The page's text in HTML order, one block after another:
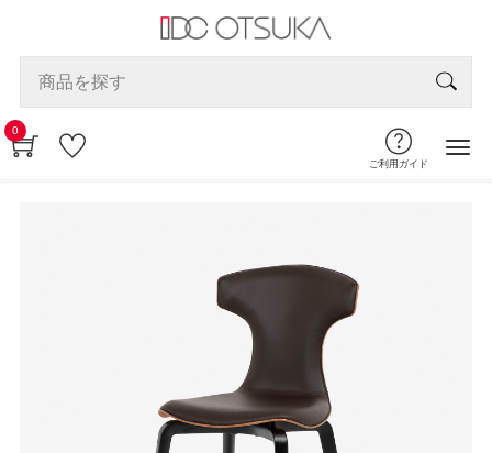
0
ご利用ガイド